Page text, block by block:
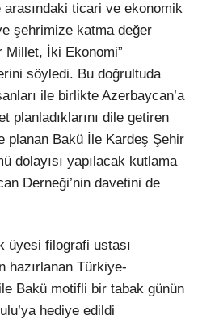
ticari ve ekonomik
şehrimize katma değer
Millet, İki Ekonomi”
söyledi. Bu doğrultuda
ile birlikte Azerbaycan’a
dile getiren
planan Bakü İle Kardeş Şehir
dolayısı yapılacak kutlama
Derneği’nin davetini de
üyesi filografi ustası
hazırlanan Türkiye-
Bakü motifli bir tabak günün
hediye edildi